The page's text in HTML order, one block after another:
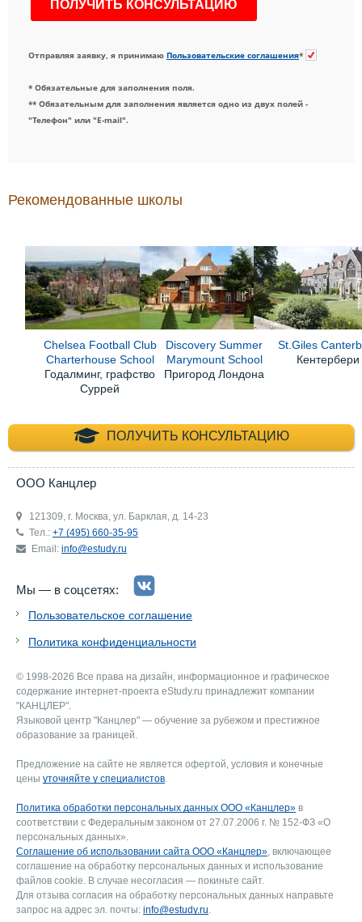
Отправляя заявку, я принимаю Пользовательские соглашения*
* Обязательные для заполнения поля.
** Обязательным для заполнения является одно из двух полей -
"Телефон" или "E-mail".
Рекомендованные школы
Chelsea Football Club
Charterhouse School
Годалминг, графство
Суррей
Discovery Summer
Marymount School
Пригород Лондона
St.Giles
Кентербери
ПОЛУЧИТЬ КОНСУЛЬТАЦИЮ
+7 (495) 660-35-
ООО Канцлер
121309, г. Москва, ул. Барклая, д. 14-23
Тел.: +7 (495) 660-35-95
Email: info@estudy.ru
Мы — в соцсетях:
Пользовательское соглашение
Политика конфиденциальности
© 1998-2026 Все права на дизайн, информационное и графическое
содержание интернет-проекта eStudy.ru принадлежит компании
"КАНЦЛЕР".
Языковой центр "Канцлер" — обучение за рубежом и престижное
образование за границей.
Предложение на сайте не является офертой, условия и конечные
цены уточняйте у специалистов.
Политика обработки персональных данных ООО «Канцлер» в
соответствии с Федеральным законом от 27.07.2006 г. № 152-ФЗ «О
персональных данных».
Соглашение об использовании сайта ООО «Канцлер», включающее
соглашение на обработку персональных данных и использование
файлов cookie. В случае несогласия — покиньте сайт.
Для отзыва согласия на обработку персональных данных направьте
запрос на адрес эл. почты: info@estudy.ru.